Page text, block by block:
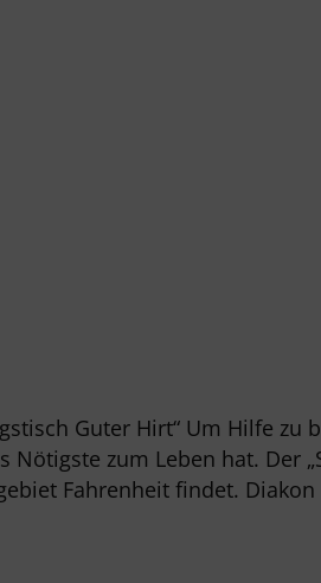
Guter Hirt“ Um Hilfe
zum Leben hat. Der
Fahrenheit findet.